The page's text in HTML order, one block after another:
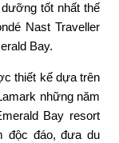
tốt nhất thế
Nast Traveller
Bay.
thiết kế dựa trên
những năm
Bay resort
độc đáo, đưa du